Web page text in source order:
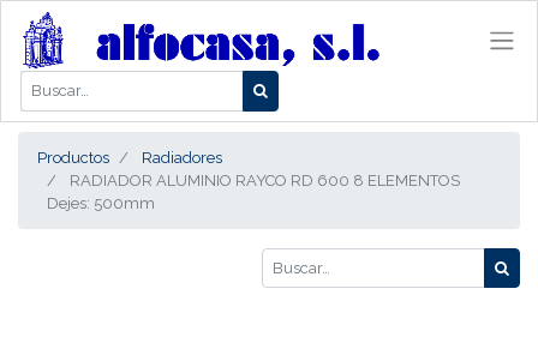
Productos
Radiadores
RADIADOR ALUMINIO RAYCO RD 600 8 ELEMENTOS
Dejes: 500mm